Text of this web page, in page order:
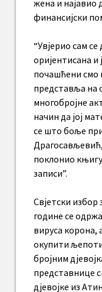
жена и најавио
финансијски
“Увјерио сам
оријентисана и
почашћени смо
представља на
многобројне
начин да јој
се што боље
Драгосављевић,
поклонио
записи”.
Свјетски избор
године се
вируса корона,
окупити
бројним
представнице
дјевојке из